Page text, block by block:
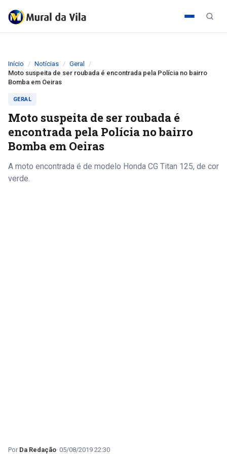
Início Notícias
Geral
Moto suspeita de ser roubada é encontrada pela Polícia no bairro
Bomba em Oeiras
GERAL
Moto suspeita de ser roubada é
encontrada pela Polícia no bairro
Bomba em Oeiras
A moto encontrada é de modelo Honda CG Titan 125, de cor
verde.
Da Redação 05/08/2019 22:30